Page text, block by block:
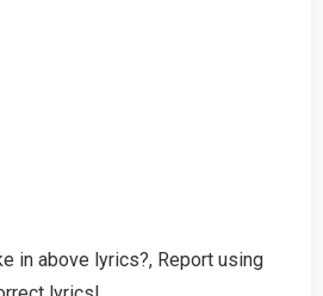
in above lyrics?, Report using